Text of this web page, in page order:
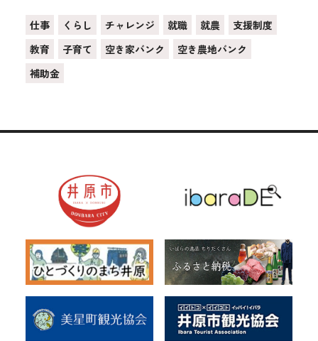
仕事 くらし チャレンジ 就職 就農
支援制度
教育
子育て 空き家バンク
空き農地バンク
補助金